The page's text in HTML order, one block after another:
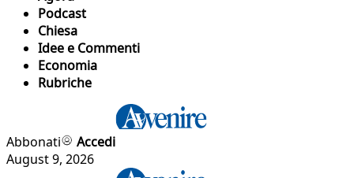
Podcast
Chiesa
Idee e Commenti
Economia
Rubriche
Abbonati
Accedi
August 9, 2026